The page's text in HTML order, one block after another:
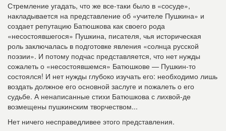
Стремление угадать, что же все-таки было в «сосуде»,
накладывается на представление об «учителе Пушкина» и
создает репутацию Батюшкова как своего рода
«несостоявшегося» Пушкина, писателя, чья историческая
роль заключалась в подготовке явления «солнца русской
поэзии». И потому подчас представляется, что нет нужды
сожалеть о «несостоявшемся» Батюшкове — Пушкин-то
состоялся! И нет нужды глубоко изучать его: необходимо лишь
воздать должное его основной заслуге и пожалеть о его
судьбе. А ненаписанные стихи Батюшкова с лихвой-де
возмещены пушкинским творчеством...
Нет ничего несправедливее этого представления.